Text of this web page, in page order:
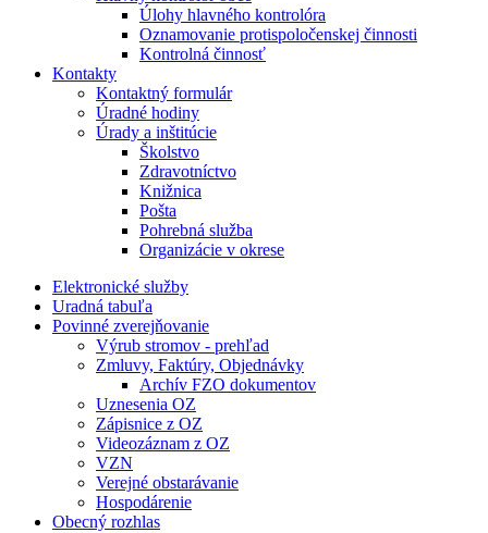
Úlohy hlavného kontrolóra
Oznamovanie protispoločenskej činnosti
Kontrolná činnosť
Kontakty
Kontaktný formulár
Úradné hodiny
Úrady a inštitúcie
Školstvo
Zdravotníctvo
Knižnica
Pošta
Pohrebná služba
Organizácie v okrese
Elektronické služby
Uradná tabuľa
Povinné zverejňovanie
Výrub stromov - prehľad
Zmluvy, Faktúry, Objednávky
Archív FZO dokumentov
Uznesenia OZ
Zápisnice z OZ
Videozáznam z OZ
VZN
Verejné obstarávanie
Hospodárenie
Obecný rozhlas